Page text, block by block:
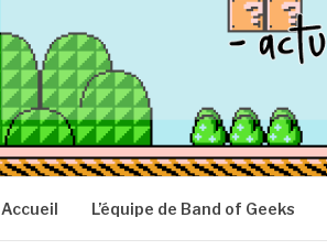
BAND OF
Actu Geek d'hier et d'aujourd'hui
Accueil L’équipe de Band of Geeks